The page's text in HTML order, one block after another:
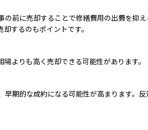
前に売却することで修繕費用の出費を抑
するのもポイントです。
よりも高く売却できる可能性があります。
期的な成約になる可能性が高まります。